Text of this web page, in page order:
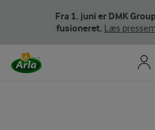
Fra 1. juni er DMK
fusioneret. Læs